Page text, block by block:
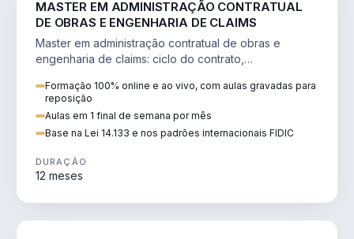
MASTER EM ADMINISTRAÇÃO CONTRATUAL
DE OBRAS E ENGENHARIA DE CLAIMS
Master em administração contratual de obras e
engenharia de claims: ciclo do contrato,
Formação 100% online e ao vivo, com aulas gravadas para
reposição
Aulas em 1 final de semana por mês
Base na Lei 14.133 e nos padrões internacionais FIDIC
DURAÇÃO
12 meses